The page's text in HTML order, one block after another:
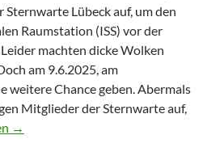
Sternwarte Lübeck auf, um den
Raumstation (ISS) vor der
machten dicke Wolken
am 9.6.2025, am
weitere Chance geben. Abermals
Mitglieder der Sternwarte auf,
erwischt!
→